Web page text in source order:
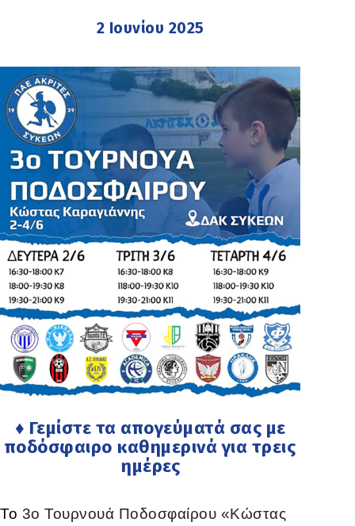
2 Ιουνίου 2025
♦ Γεμίστε τα απογεύματά σας με
ποδόσφαιρο καθημερινά για τρεις
ημέρες
Το 3ο Τουρνουά Ποδοσφαίρου «Κώστας